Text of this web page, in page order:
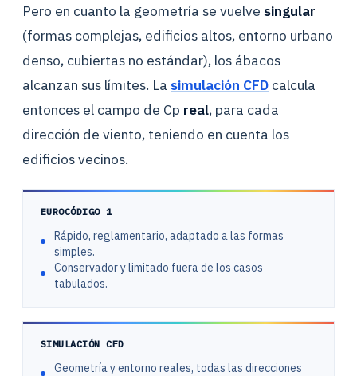
Pero en cuanto la geometría se vuelve singular
(formas complejas, edificios altos, entorno urbano
denso, cubiertas no estándar), los ábacos
alcanzan sus límites. La simulación CFD calcula
entonces el campo de Cp real, para cada
dirección de viento, teniendo en cuenta los
edificios vecinos.
EUROCÓDIGO 1
Rápido, reglamentario, adaptado a las formas
simples.
Conservador y limitado fuera de los casos
tabulados.
SIMULACIÓN CFD
Geometría y entorno reales, todas las direcciones